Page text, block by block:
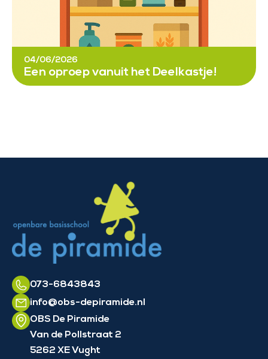
04/06/2026
Een oproep vanuit het Deelkastje!
073-6843843
info@obs-depiramide.nl
OBS De Piramide
Van de Pollstraat 2
5262 XE Vught